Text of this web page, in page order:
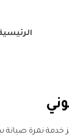
خدمة نمرة